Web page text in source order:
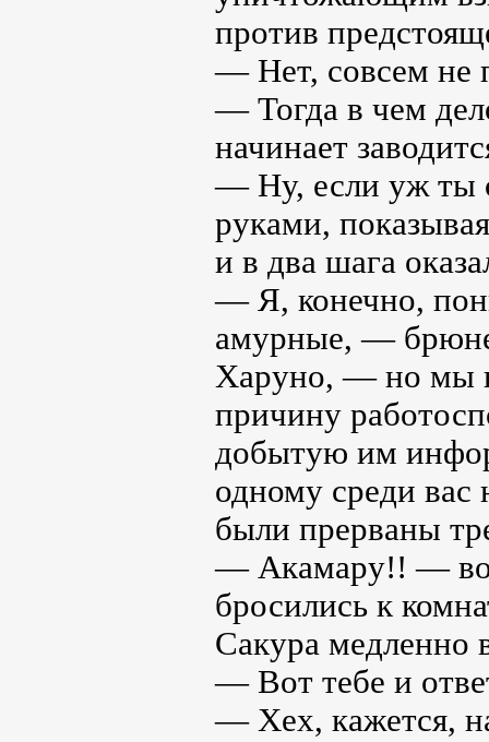
против
— Нет, совсем не
— Тогда в чем
начинает
— Ну, если уж ты
руками,
и в два шага
— Я, конечно,
амурные, —
Харуно, — но мы
причину
добытую им
одному среди вас
были прерваны
— Акамару!! —
бросились к
Сакура медленно
— Вот тебе и
— Хех, кажется,